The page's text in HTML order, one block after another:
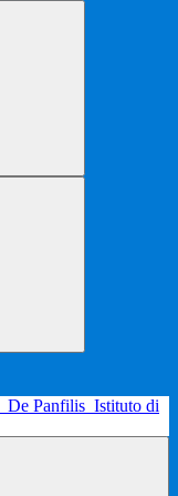
De Panfilis Istituto di